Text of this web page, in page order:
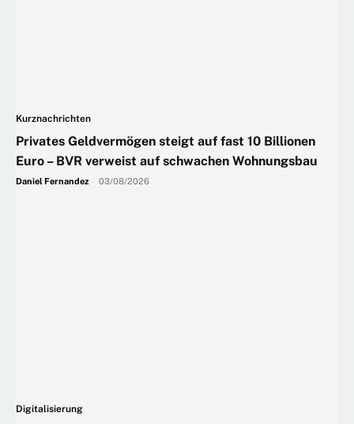
Kurznachrichten
Privates Geldvermögen steigt auf fast 10 Billionen
Euro – BVR verweist auf schwachen Wohnungsbau
Daniel Fernandez 03/08/2026
Digitalisierung